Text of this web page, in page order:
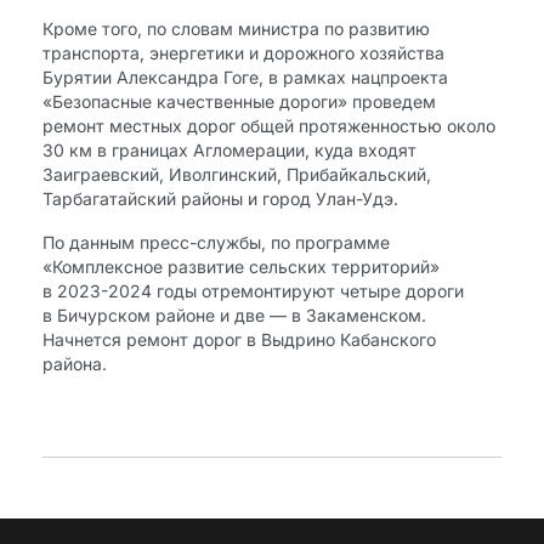
Кроме того, по словам министра по развитию
транспорта, энергетики и дорожного хозяйства
Бурятии Александра Гоге, в рамках нацпроекта
«Безопасные качественные дороги» проведем
ремонт местных дорог общей протяженностью около
30 км в границах Агломерации, куда входят
Заиграевский, Иволгинский, Прибайкальский,
Тарбагатайский районы и город Улан-Удэ.
По данным пресс-службы, по программе
«Комплексное развитие сельских территорий»
в 2023-2024 годы отремонтируют четыре дороги
в Бичурском районе и две — в Закаменском.
Начнется ремонт дорог в Выдрино Кабанского
района.